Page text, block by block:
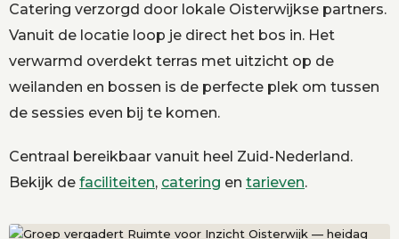
Catering verzorgd door lokale Oisterwijkse partners.
Vanuit de locatie loop je direct het bos in. Het
verwarmd overdekt terras met uitzicht op de
weilanden en bossen is de perfecte plek om tussen
de sessies even bij te komen.
Centraal bereikbaar vanuit heel Zuid-Nederland.
Bekijk de faciliteiten, catering en tarieven.